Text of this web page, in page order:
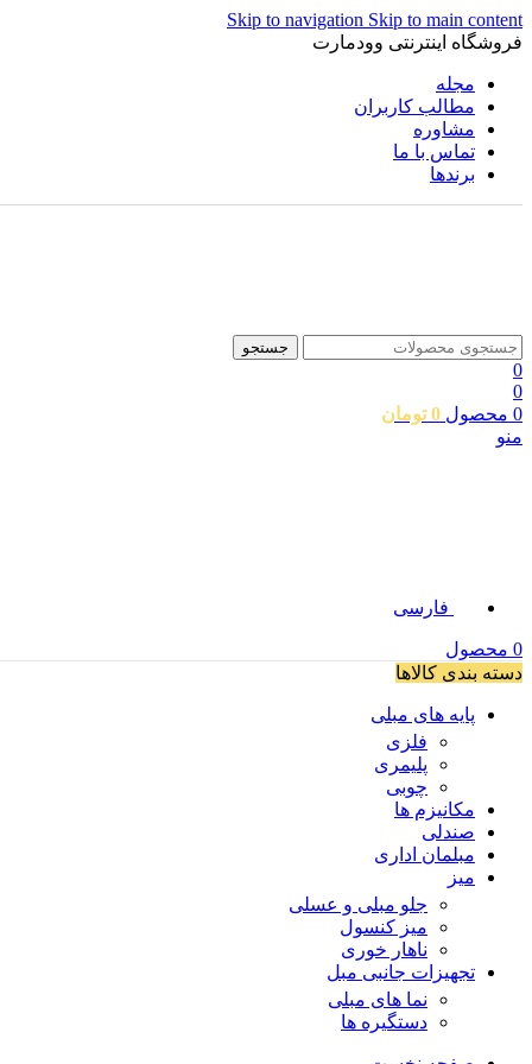
Skip to navigation Skip to main content
فروشگاه اینترنتی وودمارت
مجله
مطالب کاربران
مشاوره
تماس با ما
برندها
جستجو
0
0
0 محصول 0 تومان
منو
فارسی
0 محصول
دسته بندی کالاها
پایه های مبلی
فلزی
پلیمری
چوبی
مکانیزم ها
صندلی
مبلمان اداری
میز
جلو مبلی و عسلی
میز کنسول
ناهار خوری
تجهیزات جانبی مبل
نما های مبلی
دستگیره ها